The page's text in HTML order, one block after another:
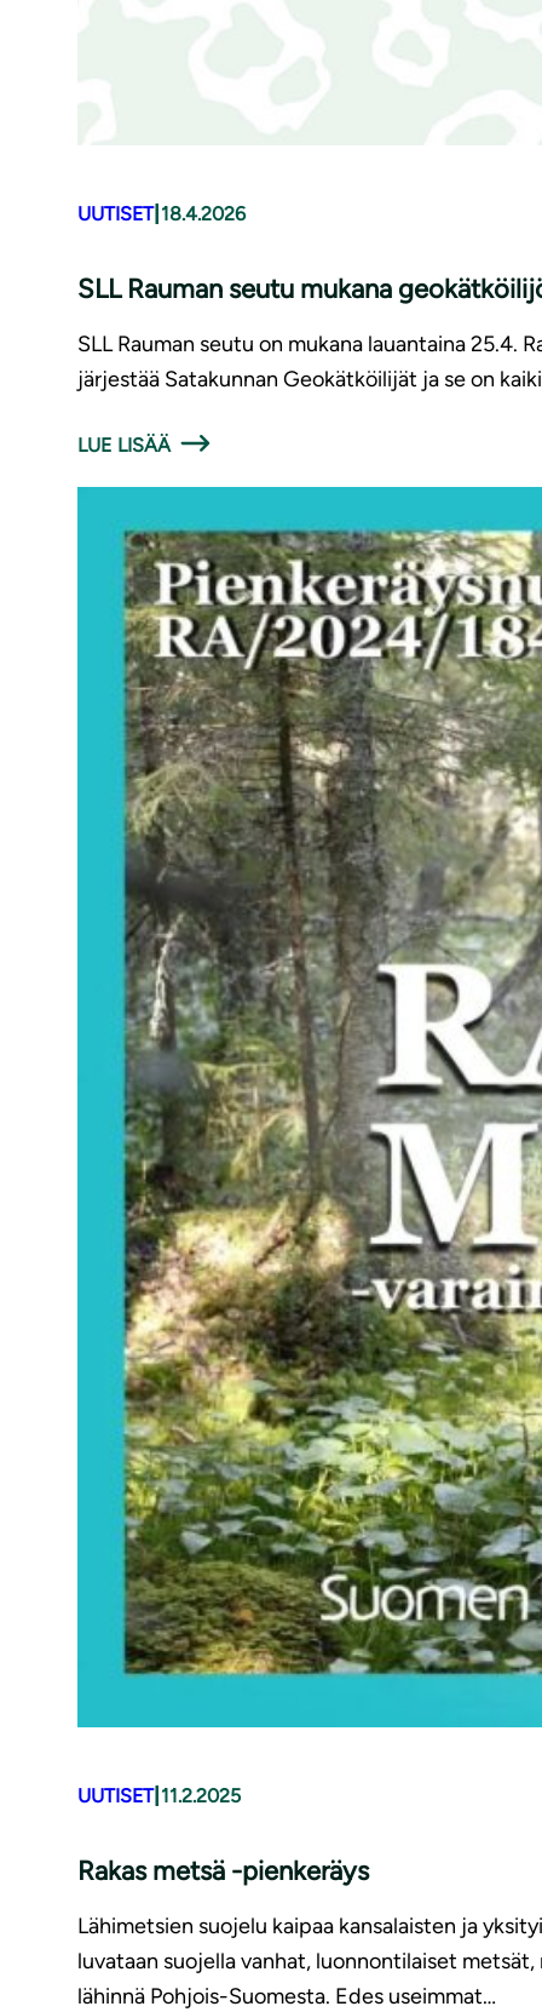
UUTISET| 18.4.2026
SLL Rauman seutu mukana
SLL Rauman seutu on mukana lauantaina 25.4.
järjestää Satakunnan Geokätköilijät ja se on
LUE LISÄÄ
UUTISET| 11.2.2025
Rakas metsä -pienkeräys
Lähimetsien suojelu kaipaa kansalaisten ja
luvataan suojella vanhat, luonnontilaiset
lähinnä Pohjois-Suomesta. Edes useimmat…